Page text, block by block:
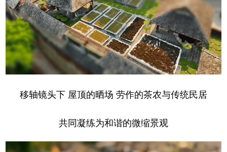
移轴镜头下 屋顶的晒场 劳作的茶农与传统民居
共同凝练为和谐的微缩景观